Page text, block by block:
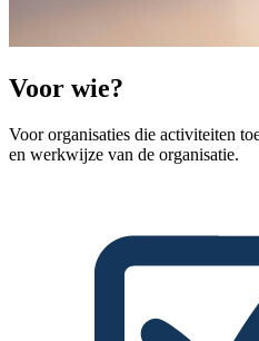
Voor wie?
Voor organisaties die activiteiten
en werkwijze van de organisatie.